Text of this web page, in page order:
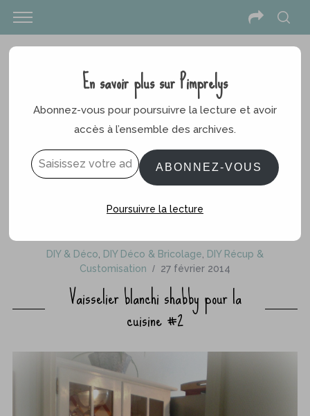
DIY & Déco DIY Déco & Bricolage
DIY Récup &
Customisation
27 février 2014
Vaisselier blanchi shabby pour la
cuisine #2
En savoir plus sur Pimprelys
Abonnez-vous pour poursuivre la lecture et avoir
accès à l’ensemble des archives.
ABONNEZ-VOUS
Poursuivre la lecture